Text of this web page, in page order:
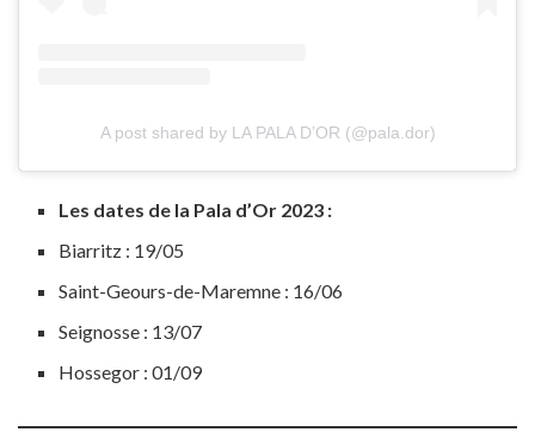
A post shared by LA PALA D’OR (@pala.dor)
Les dates de la Pala d’Or 2023 :
Biarritz : 19/05
Saint-Geours-de-Maremne : 16/06
Seignosse : 13/07
Hossegor : 01/09